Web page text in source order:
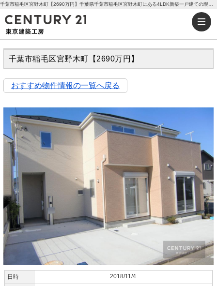
千葉市稲毛区宮野木町【2690万円】
おすすめ物件情報の一覧へ戻る
日時 2018/11/4